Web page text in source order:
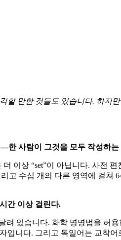
할 만한 것들도 있습니다. 하지
한 사람이 그것을 모두 작성하
이상 “set”이 아닙니다. 사전
고 수십 개의 다른 영역에 걸쳐
간 이상 걸린다.
려 있습니다. 화학 명명법을 허
입니다. 그리고 독일어는 교착